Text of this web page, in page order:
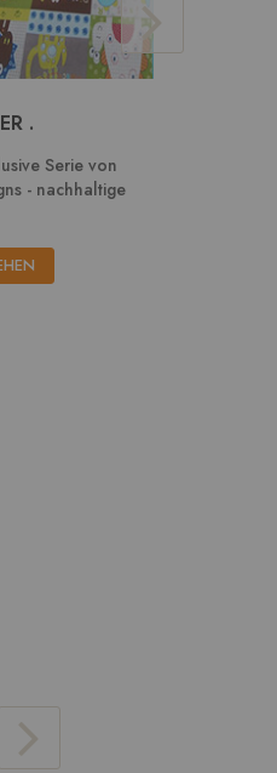
.
Serie von
- nachhaltige